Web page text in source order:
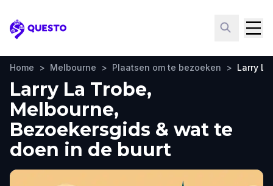
Questo
Home > Melbourne > Plaatsen om te bezoeken > Larry
Larry La Trobe,
Melbourne,
Bezoekersgids & wat te
doen in de buurt